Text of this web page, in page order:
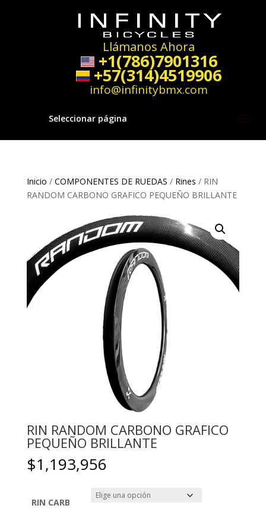
Llámanos Ahora
+1(786)7901316
+57(314)4519906
info@infinitybmx.com
Seleccionar página
Inicio / COMPONENTES DE RUEDAS / Rines / RIN
RANDOM CARBONO GRAFICO PEQUEÑO BRILLANTE
RIN RANDOM CARBONO GRAFICO
PEQUEÑO BRILLANTE
$1,193,956
RIN CARB